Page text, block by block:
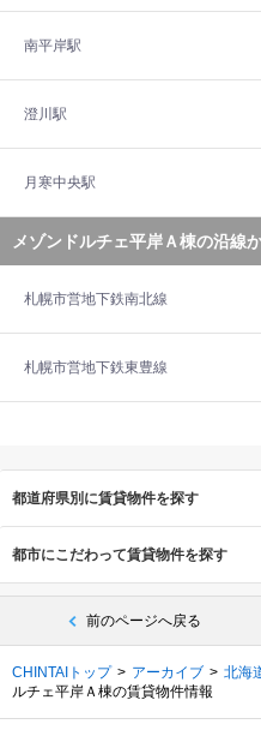
南平岸駅
澄川駅
月寒中央駅
メゾンドルチェ平岸Ａ棟の沿線
札幌市営地下鉄南北線
札幌市営地下鉄東豊線
都道府県別に賃貸物件を探す
都市にこだわって賃貸物件を探す
前のページへ戻る
CHINTAIトップ アーカイブ 北海
ルチェ平岸Ａ棟の賃貸物件情報